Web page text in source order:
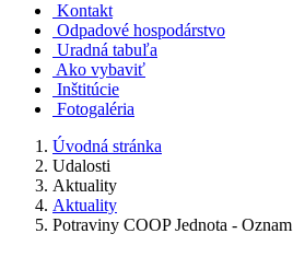
Kontakt
Odpadové hospodárstvo
Uradná tabuľa
Ako vybaviť
Inštitúcie
Fotogaléria
Úvodná stránka
Udalosti
Aktuality
Aktuality
Potraviny COOP Jednota - Oznam